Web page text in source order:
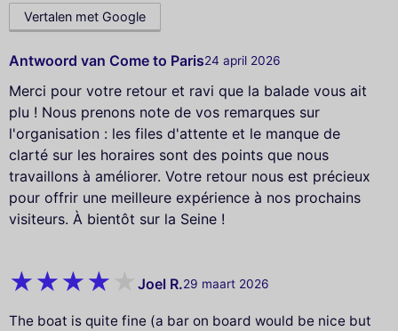
Vertalen met Google
Antwoord van Come to Paris24 april 2026
Merci pour votre retour et ravi que la balade vous ait
plu ! Nous prenons note de vos remarques sur
l'organisation : les files d'attente et le manque de
clarté sur les horaires sont des points que nous
travaillons à améliorer. Votre retour nous est précieux
pour offrir une meilleure expérience à nos prochains
visiteurs. À bientôt sur la Seine !
Joel R.29 maart 2026
The boat is quite fine (a bar on board would be nice but